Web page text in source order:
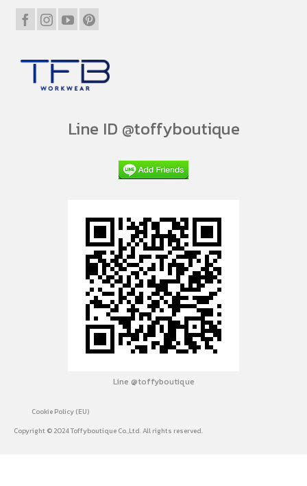
Line ID @toffyboutique
Line @toffyboutique
Cookie Policy (EU)
Copyright © 2024 Toffyboutique Co.,Ltd. All rights reserved.